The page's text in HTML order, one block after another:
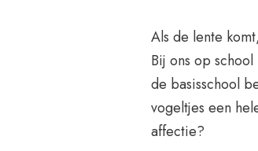
Als de lente
Bij ons op
de basisschool
vogeltjes een
affectie?